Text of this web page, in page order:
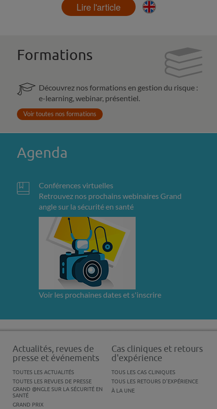
Lire l'article
Formations
Découvrez nos formations en gestion du risque :
e-learning, webinar, présentiel.
Voir toutes nos formations
Agenda
Conférences virtuelles
Retrouvez nos prochains webinaires Grand
angle sur la sécurité en santé
Voir les prochaines dates et s'inscrire
Actualités, revues de
presse et événements
TOUTES LES ACTUALITÉS
TOUTES LES REVUES DE PRESSE
GRAND @NGLE SUR LA SÉCURITÉ EN
SANTÉ
GRAND PRIX
Cas cliniques et retours
d'expérience
TOUS LES CAS CLINIQUES
TOUS LES RETOURS D'EXPÉRIENCE
À LA UNE